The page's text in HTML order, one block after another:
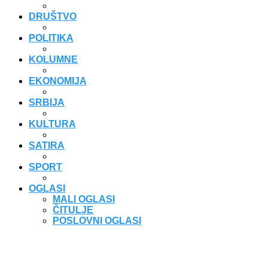
DRUŠTVO
POLITIKA
KOLUMNE
EKONOMIJA
SRBIJA
KULTURA
SATIRA
SPORT
OGLASI
MALI OGLASI
ČITULJE
POSLOVNI OGLASI